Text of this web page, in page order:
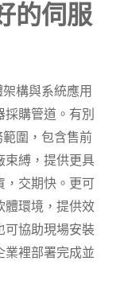
的伺服
構與系統應用
購管道。有別
圍，包含售前
束縛，提供更具
，交期快。更可
體環境，提供效
可協助現場安裝
業裡部署完成並